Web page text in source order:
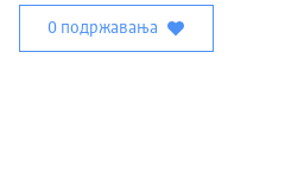
0 подржавања